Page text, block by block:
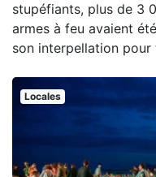
stupéfiants, plus de 3
armes à feu avaient
son interpellation
Locales